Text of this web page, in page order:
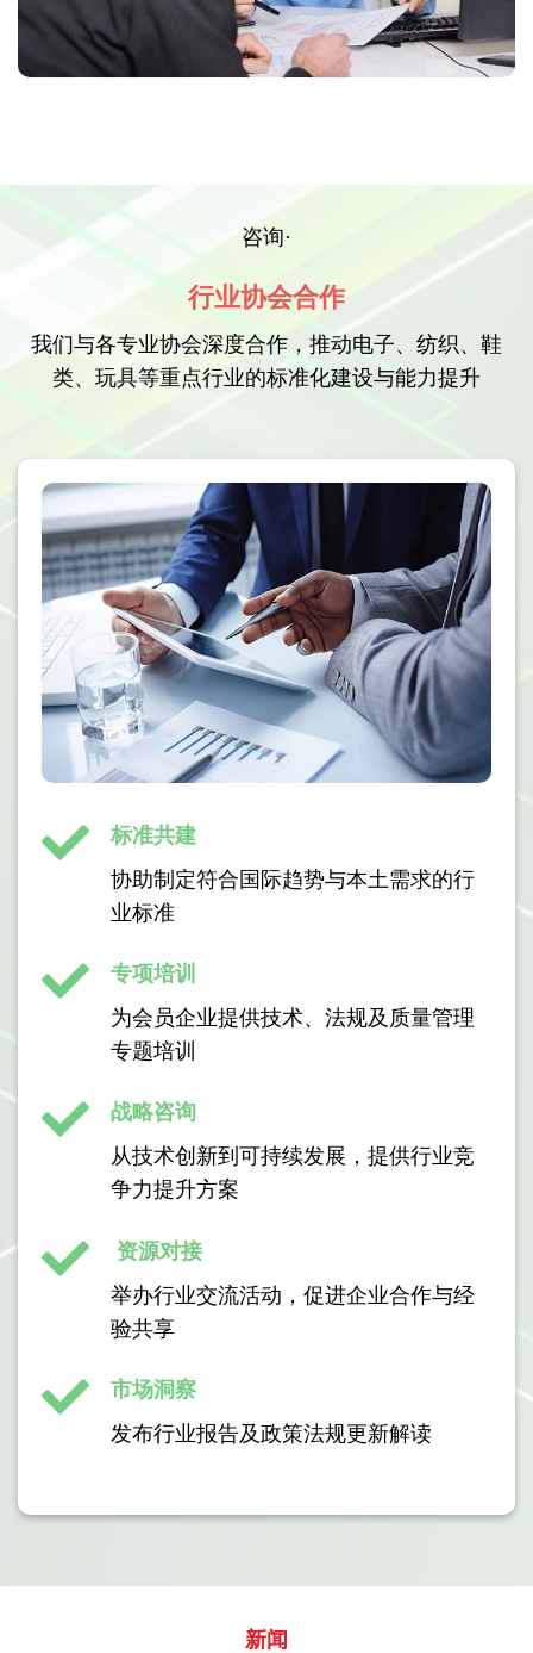
咨询·
行业协会合作
我们与各专业协会深度合作，推动电子、纺织、鞋
类、玩具等重点行业的标准化建设与能力提升
标准共建
协助制定符合国际趋势与本土需求的行
业标准
专项培训
为会员企业提供技术、法规及质量管理
专题培训
战略咨询
从技术创新到可持续发展，提供行业竞
争力提升方案
资源对接
举办行业交流活动，促进企业合作与经
验共享
市场洞察
发布行业报告及政策法规更新解读
新闻